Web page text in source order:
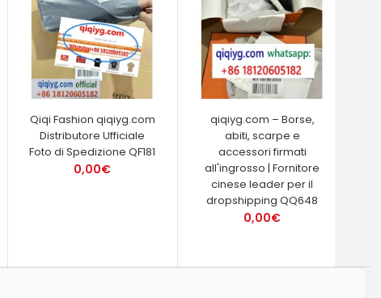
Qiqi Fashion qiqiyg.com
Distributore Ufficiale
Foto di Spedizione QF181
0,00€
qiqiyg.com – Borse,
abiti, scarpe e
accessori firmati
all'ingrosso | Fornitore
cinese leader per il
dropshipping QQ648
0,00€